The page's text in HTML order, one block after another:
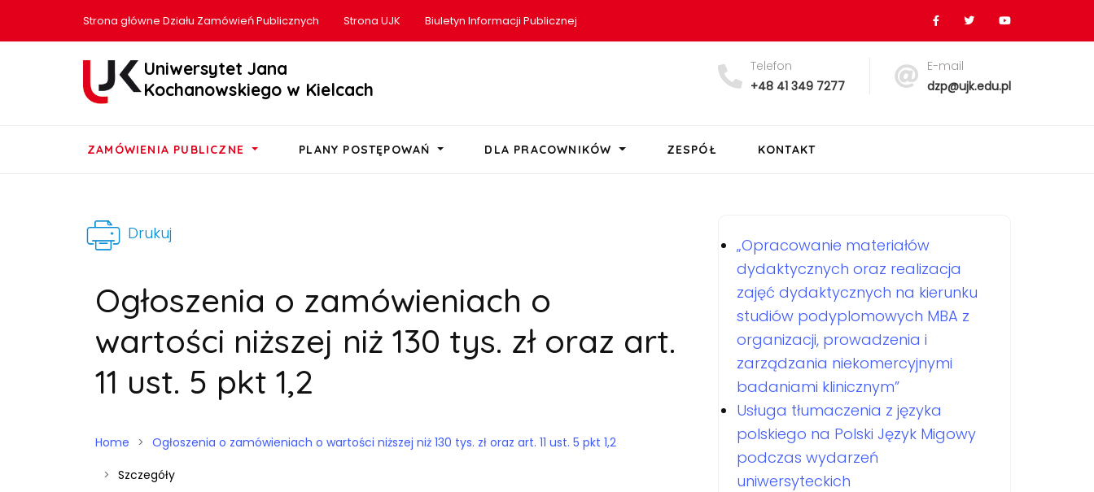
Strona główne Działu Zamówień Publicznych Strona UJK Biuletyn Informacji Publicznej
Uniwersytet Jana
Kochanowskiego w Kielcach
Telefon
+48 41 349 7277
E-mail
dzp@ujk.edu.pl
ZAMÓWIENIA PUBLICZNE PLANY POSTĘPOWAŃ DLA PRACOWNIKÓW ZESPÓŁ KONTAKT
Drukuj
Ogłoszenia o zamówieniach o
wartości niższej niż 130 tys. zł oraz art.
11 ust. 5 pkt 1,2
Home
Ogłoszenia o zamówieniach o wartości niższej niż 130 tys. zł oraz art. 11 ust. 5 pkt 1,2
Szczegóły
„Opracowanie materiałów
dydaktycznych oraz realizacja
zajęć dydaktycznych na kierunku
studiów podyplomowych MBA z
organizacji, prowadzenia i
zarządzania niekomercyjnymi
badaniami klinicznym”
Usługa tłumaczenia z języka
polskiego na Polski Język Migowy
podczas wydarzeń
uniwersyteckich